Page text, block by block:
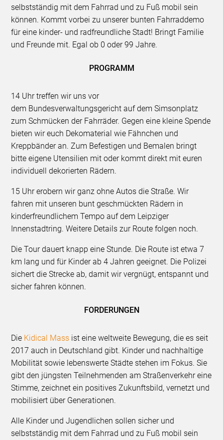
selbstständig mit dem Fahrrad und zu Fuß mobil sein
können. Kommt vorbei zu unserer bunten Fahrraddemo
für eine kinder- und radfreundliche Stadt! Bringt Familie
und Freunde mit. Egal ob 0 oder 99 Jahre.
PROGRAMM
14 Uhr treffen wir uns vor
dem Bundesverwaltungsgericht auf dem Simsonplatz
zum Schmücken der Fahrräder. Gegen eine kleine Spende
bieten wir euch Dekomaterial wie Fähnchen und
Kreppbänder an. Zum Befestigen und Bemalen bringt
bitte eigene Utensilien mit oder kommt direkt mit euren
individuell dekorierten Rädern.
15 Uhr erobern wir ganz ohne Autos die Straße. Wir
fahren mit unseren bunt geschmückten Rädern in
kinderfreundlichem Tempo auf dem Leipziger
Innenstadtring. Weitere Details zur Route folgen noch.
Die Tour dauert knapp eine Stunde. Die Route ist etwa 7
km lang und für Kinder ab 4 Jahren geeignet. Die Polizei
sichert die Strecke ab, damit wir vergnügt, entspannt und
sicher fahren können.
FORDERUNGEN
Die Kidical Mass ist eine weltweite Bewegung, die es seit
2017 auch in Deutschland gibt. Kinder und nachhaltige
Mobilität sowie lebenswerte Städte stehen im Fokus. Sie
gibt den jüngsten Teilnehmenden am Straßenverkehr eine
Stimme, zeichnet ein positives Zukunftsbild, vernetzt und
mobilisiert über Generationen.
Alle Kinder und Jugendlichen sollen sicher und
selbstständig mit dem Fahrrad und zu Fuß mobil sein